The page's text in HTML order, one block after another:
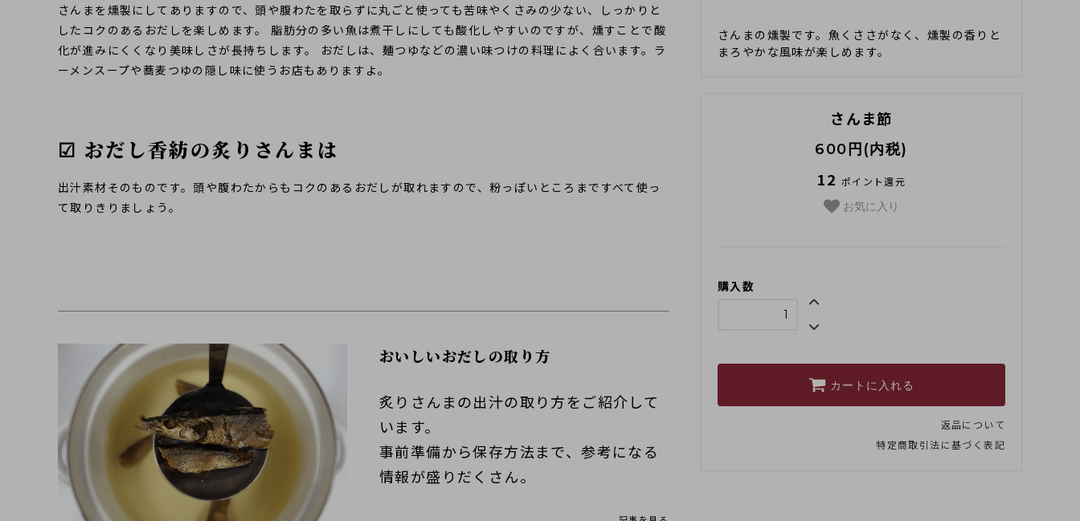
さんまの燻製です。魚くささがなく、燻製の香りと
まろやかな風味が楽しめます。
さんま節
600円(内税)
12 ポイント還元
お気に入り
購入数
カートに入れる
返品について
特定商取引法に基づく表記
さんまを燻製にしてありますので、頭や腹わたを取らずに丸ごと使っても苦味やくさみの少ない、しっかりと
したコクのあるおだしを楽しめます。 脂肪分の多い魚は煮干しにしても酸化しやすいのですが、燻すことで酸
化が進みにくくなり美味しさが長持ちします。 おだしは、麺つゆなどの濃い味つけの料理によく合います。ラ
ーメンスープや蕎麦つゆの隠し味に使うお店もありますよ。
☑ おだし香紡の炙りさんまは
出汁素材そのものです。頭や腹わたからもコクのあるおだしが取れますので、粉っぽいところまですべて使っ
て取りきりましょう。
おいしいおだしの取り方
炙りさんまの出汁の取り方をご紹介して
います。
事前準備から保存方法まで、参考になる
情報が盛りだくさん。